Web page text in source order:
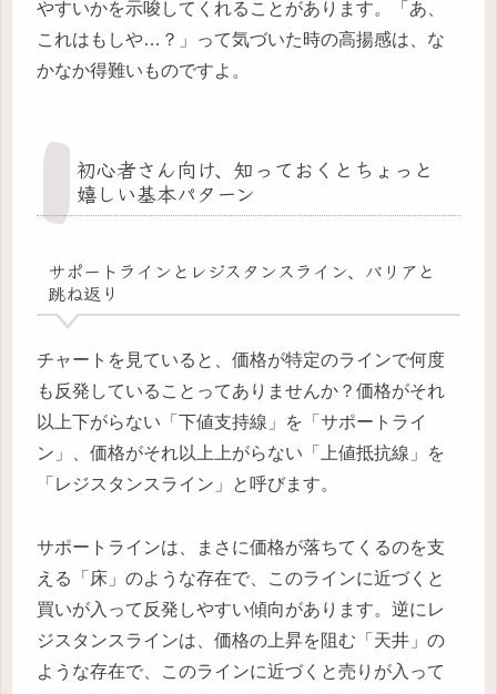
やすいかを示唆してくれることがあります。「あ、
これはもしや…？」って気づいた時の高揚感は、な
かなか得難いものですよ。
初心者さん向け、知っておくとちょっと
嬉しい基本パターン
サポートラインとレジスタンスライン、バリアと
跳ね返り
チャートを見ていると、価格が特定のラインで何度
も反発していることってありませんか？価格がそれ
以上下がらない「下値支持線」を「サポートライ
ン」、価格がそれ以上上がらない「上値抵抗線」を
「レジスタンスライン」と呼びます。
サポートラインは、まさに価格が落ちてくるのを支
える「床」のような存在で、このラインに近づくと
買いが入って反発しやすい傾向があります。逆にレ
ジスタンスラインは、価格の上昇を阻む「天井」の
ような存在で、このラインに近づくと売りが入って